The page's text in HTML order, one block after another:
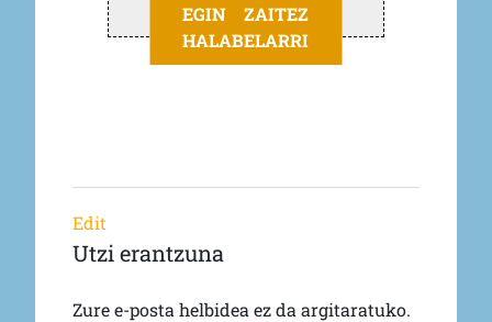
EGIN ZAITEZ
HALABELARRI
Edit
Utzi erantzuna
Zure e-posta helbidea ez da argitaratuko.